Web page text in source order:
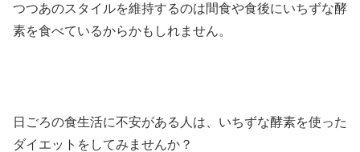
つつあのスタイルを維持するのは間食や食後にいちずな酵
素を食べているからかもしれません。
日ごろの食生活に不安がある人は、いちずな酵素を使った
ダイエットをしてみませんか？